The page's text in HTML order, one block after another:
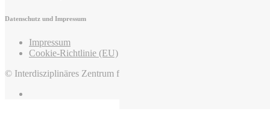
Datenschutz und Impressum
Impressum
Cookie-Richtlinie (EU)
© Interdisziplinäres Zentrum für Mittelalter und Frühneuzeit, 2022